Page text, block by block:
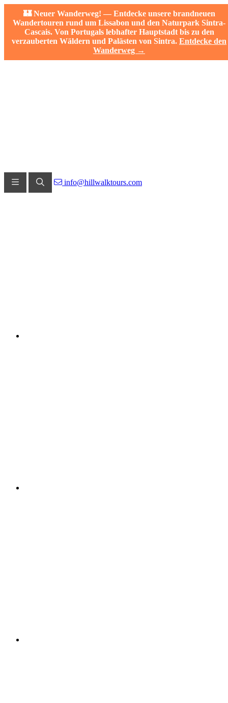
🏰 Neuer Wanderweg! — Entdecke unsere brandneuen
Wandertouren rund um Lissabon und den Naturpark Sintra-
Cascais. Von Portugals lebhafter Hauptstadt bis zu den
verzauberten Wäldern und Palästen von Sintra. Entdecke den
Wanderweg →
info@hillwalktours.com